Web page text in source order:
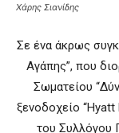
Χάρης Σιανίδης
Σε ένα άκρως
Αγάπης”, που
Σωματείου
ξενοδοχείο “Hyatt
του Συλλόγου